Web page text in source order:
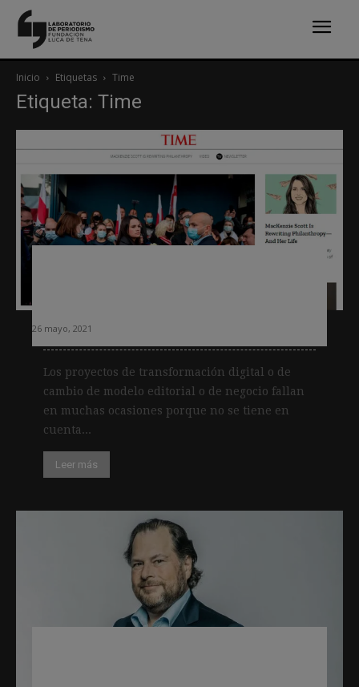
Inicio Etiquetas Time
Etiqueta: Time
26 mayo, 2021
Los proyectos de transformación digital o de
cambio de modelo editorial o de negocio fallan
en muchas ocasiones porque no se tiene en
cuenta...
Leer más